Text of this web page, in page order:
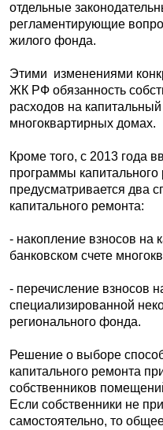
отдельные
регламентирующие
жилого фонда.
Этими изменениями
ЖК РФ обязанность
расходов на
многоквартирных домах.
Кроме того, с 2013 года
программы
предусматривается два
капитального ремонта:
- накопление взносов на
банковском счете
- перечисление взносов
специализированной
регионального фонда.
Решение о выборе
капитального ремонта
собственников
Если собственники не
самостоятельно, то